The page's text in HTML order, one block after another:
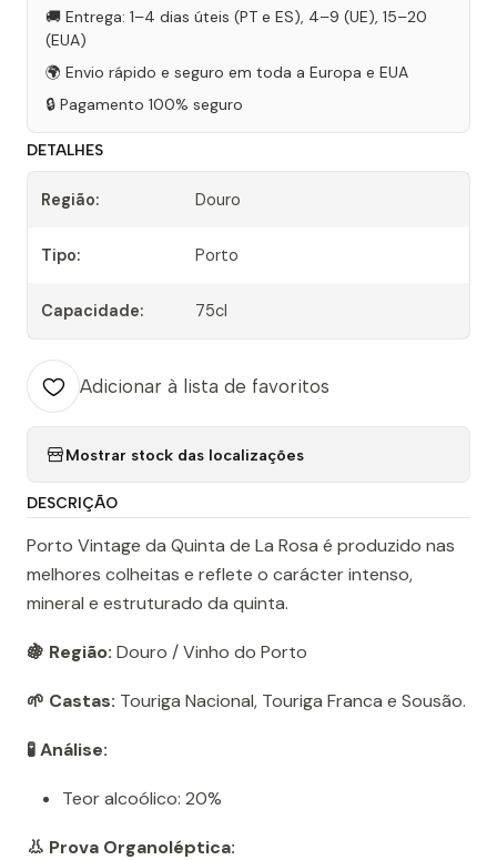
🚚 Entrega: 1–4 dias úteis (PT e ES), 4–9 (UE), 15–20
(EUA)
🌍 Envio rápido e seguro em toda a Europa e EUA
🔒 Pagamento 100% seguro
DETALHES
Região: Douro
Tipo: Porto
Capacidade: 75cl
Adicionar à lista de favoritos
Mostrar stock das localizações
DESCRIÇÃO
Porto Vintage da Quinta de La Rosa é produzido nas
melhores colheitas e reflete o carácter intenso,
mineral e estruturado da quinta.
🍇 Região: Douro / Vinho do Porto
🌱 Castas: Touriga Nacional, Touriga Franca e Sousão.
🧪 Análise:
Teor alcoólico: 20%
👃 Prova Organoléptica: